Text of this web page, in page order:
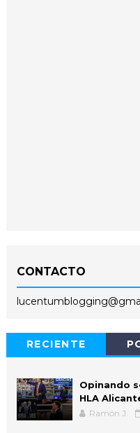
CONTACTO
RECIENTE
Opinando
HLA
Ramón J.